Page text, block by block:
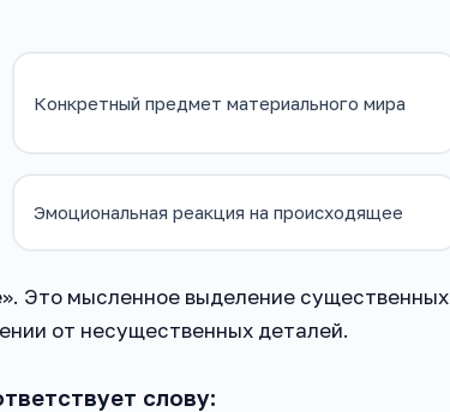
Конкретный предмет материального мира
Эмоциональная реакция на происходящее
Это мысленное выделение существенных
от несущественных деталей.
слову: